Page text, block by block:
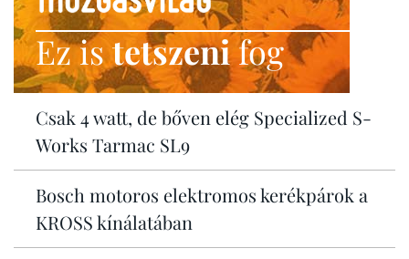
Ez istetszenifog
Csak 4 watt, de bőven elég Specialized S-
Works Tarmac SL9
Bosch motoros elektromos kerékpárok a
KROSS kínálatában